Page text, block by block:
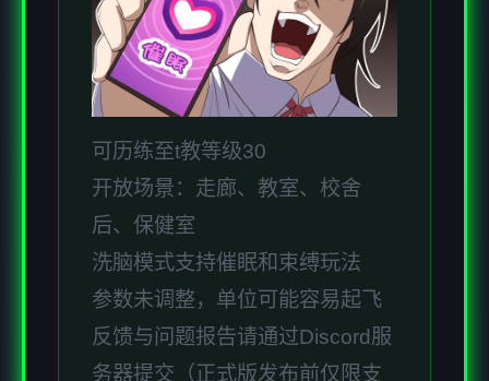
可历练至t教等级30
开放场景：走廊、教室、校舍
后、保健室
洗脑模式支持催眠和束缚玩法
参数未调整，单位可能容易起飞
反馈与问题报告请通过Discord服
务器提交（正式版发布前仅限支